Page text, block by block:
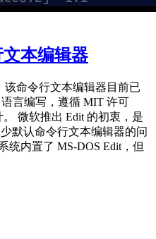
本编辑器
该命令行文本编辑器目前已
言编写，遵循 MIT 许可
。 微软推出 Edit 的初衷，是
默认命令行文本编辑器的问
统内置了 MS-DOS Edit，但